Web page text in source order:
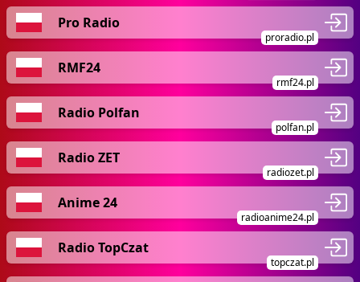
Pro Radio
proradio.pl
RMF24
rmf24.pl
Radio Polfan
polfan.pl
Radio ZET
radiozet.pl
Anime 24
radioanime24.pl
Radio TopCzat
topczat.pl